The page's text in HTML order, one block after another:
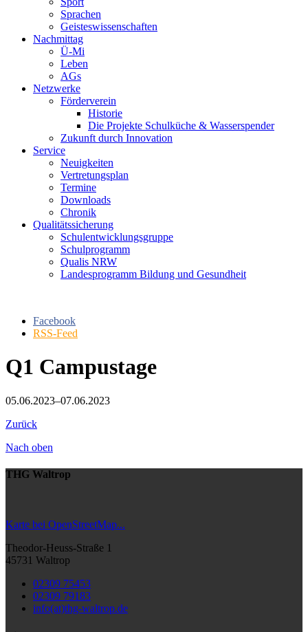
Sprachen
Geisteswissenschaften
Nachmittag
Ü-Mi
Leben
AGs
Netzwerke
Förderverein
Historie
Die Projekte Schulküche & Wasserspender
Zukunft durch Innovation
Service
Neuigkeiten
Vertretungsplan
Termine
Downloads
Chronik
Qualitätssicherung
Schulentwicklungsgruppe
Schulprogramm
Qualis NRW
Landesprogramm Bildung und Gesundheit
Facebook
RSS-Feed
Q1 Campustage
05.06.2023–07.06.2023
Zurück
Nach oben
THG Waltrop
Karte bei OpenStreetMap...
Theodor-Heuss-Straße 1
45731 Waltrop
02309 75453
02309 79183
info(at)thg-waltrop.de